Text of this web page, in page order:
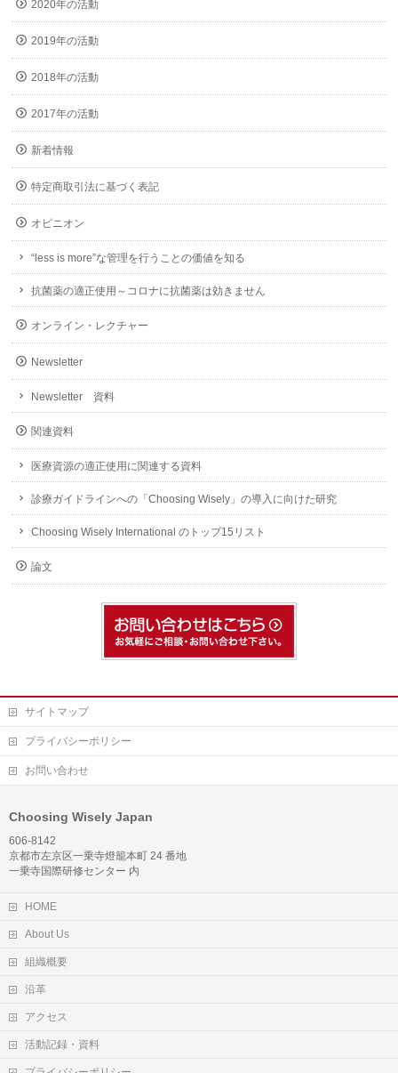
2020年の活動
2019年の活動
2018年の活動
2017年の活動
新着情報
特定商取引法に基づく表記
オピニオン
“less is more”な管理を行うことの価値を知る
抗菌薬の適正使用～コロナに抗菌薬は効きません
オンライン・レクチャー
Newsletter
Newsletter 資料
関連資料
医療資源の適正使用に関連する資料
診療ガイドラインへの「Choosing Wisely」の導入に向けた研究
Choosing Wisely International のトップ15リスト
論文
サイトマップ
プライバシーポリシー
お問い合わせ
Choosing Wisely Japan
606-8142
京都市左京区一乗寺燈籠本町 24 番地
一乗寺国際研修センター 内
HOME
About Us
組織概要
沿革
アクセス
活動記録・資料